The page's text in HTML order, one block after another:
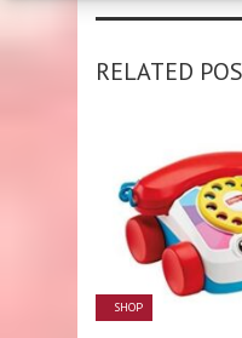
RELATED
SHOP